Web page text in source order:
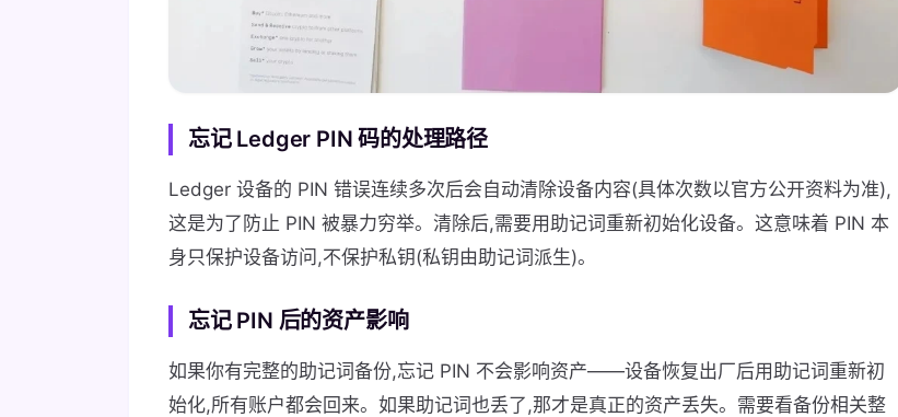
忘记 Ledger PIN 码的处理路径
Ledger 设备的 PIN 错误连续多次后会自动清除设备内容(具体次数以官方公开资料为准),
这是为了防止 PIN 被暴力穷举。清除后,需要用助记词重新初始化设备。这意味着 PIN 本
身只保护设备访问,不保护私钥(私钥由助记词派生)。
忘记 PIN 后的资产影响
如果你有完整的助记词备份,忘记 PIN 不会影响资产——设备恢复出厂后用助记词重新初
始化,所有账户都会回来。如果助记词也丢了,那才是真正的资产丢失。需要看备份相关整